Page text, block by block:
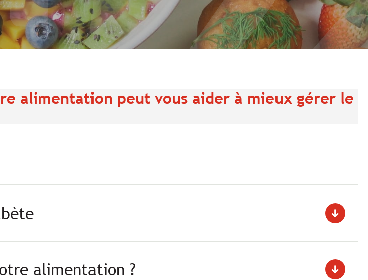
alimentation peut vous aider à mieux gérer le
alimentation ?